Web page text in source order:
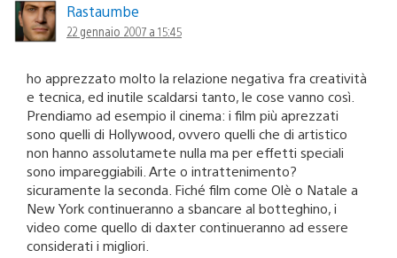
Rastaumbe
22 gennaio 2007 a 15:45
ho apprezzato molto la relazione negativa fra creatività
e tecnica, ed inutile scaldarsi tanto, le cose vanno così.
Prendiamo ad esempio il cinema: i film più aprezzati
sono quelli di Hollywood, ovvero quelli che di artistico
non hanno assolutamete nulla ma per effetti speciali
sono impareggiabili. Arte o intrattenimento?
sicuramente la seconda. Fiché film come Olè o Natale a
New York continueranno a sbancare al botteghino, i
video come quello di daxter continueranno ad essere
considerati i migliori.